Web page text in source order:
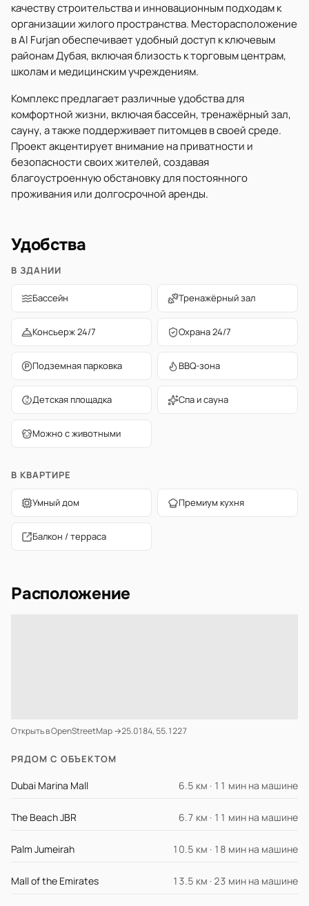
качеству строительства и инновационным подходам к
организации жилого пространства. Месторасположение
в Al Furjan обеспечивает удобный доступ к ключевым
районам Дубая, включая близость к торговым центрам,
школам и медицинским учреждениям.
Комплекс предлагает различные удобства для
комфортной жизни, включая бассейн, тренажёрный зал,
сауну, а также поддерживает питомцев в своей среде.
Проект акцентирует внимание на приватности и
безопасности своих жителей, создавая
благоустроенную обстановку для постоянного
проживания или долгосрочной аренды.
Удобства
В ЗДАНИИ
Бассейн Тренажёрный зал
Консьерж 24/7 Охрана 24/7
Подземная парковка BBQ-зона
Детская площадка Спа и сауна
Можно с животными
В КВАРТИРЕ
Умный дом Премиум кухня
Балкон / терраса
Расположение
Открыть в OpenStreetMap →25.0184, 55.1227
РЯДОМ С ОБЪЕКТОМ
Dubai Marina Mall 6.5 км · 11 мин на машине
The Beach JBR 6.7 км · 11 мин на машине
Palm Jumeirah 10.5 км · 18 мин на машине
Mall of the Emirates 13.5 км · 23 мин на машине